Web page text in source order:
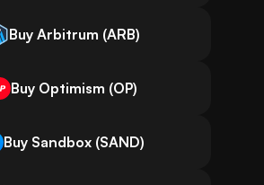
Buy Arbitrum (ARB)
Buy Optimism (OP)
Buy Sandbox (SAND)